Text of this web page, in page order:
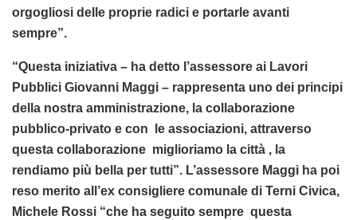
orgogliosi delle proprie radici e portarle avanti
sempre”.
“Questa iniziativa – ha detto l’assessore ai Lavori
Pubblici Giovanni Maggi – rappresenta uno dei principi
della nostra amministrazione, la collaborazione
pubblico-privato e con le associazioni, attraverso
questa collaborazione miglioriamo la città , la
rendiamo più bella per tutti”. L’assessore Maggi ha poi
reso merito all’ex consigliere comunale di Terni Civica,
Michele Rossi “che ha seguito sempre questa